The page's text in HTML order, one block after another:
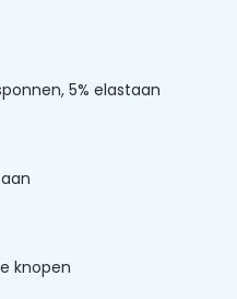
5% elastaan
knopen